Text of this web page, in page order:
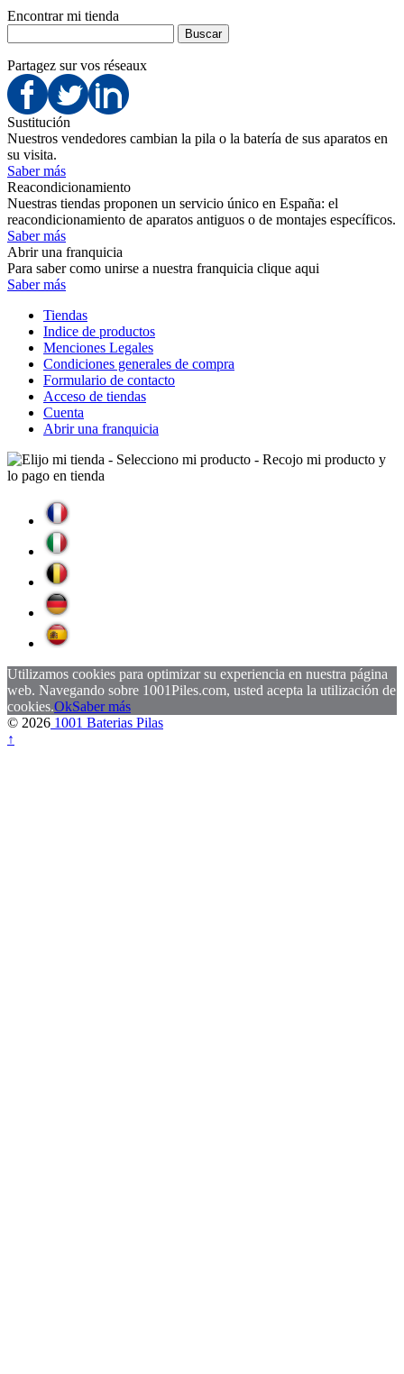
Encontrar mi tienda
Partagez sur vos réseaux
Sustitución
Nuestros vendedores cambian la pila o la batería de sus aparatos en
su visita.
Saber más
Reacondicionamiento
Nuestras tiendas proponen un servicio único en España: el
reacondicionamiento de aparatos antiguos o de montajes específicos.
Saber más
Abrir una franquicia
Para saber como unirse a nuestra franquicia clique aqui
Saber más
Tiendas
Indice de productos
Menciones Legales
Condiciones generales de compra
Formulario de contacto
Acceso de tiendas
Cuenta
Abrir una franquicia
Utilizamos cookies para optimizar su experiencia en nuestra página
web. Navegando sobre 1001Piles.com, usted acepta la utilización de
cookies.OkSaber más
© 2026 1001 Baterias Pilas
↑